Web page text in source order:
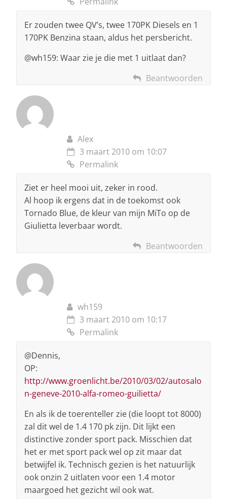
Er zouden twee QV’s, twee 170PK Diesels en 1
170PK Benzina staan, aldus het persbericht.
@wh159: Waar zie je die met 1 uitlaat dan?
Beantwoorden
Alex
3 maart 2010 om 10:07
Permalink
Ziet er heel mooi uit, zeker in rood.
Al hoop ik ergens dat in de toekomst ook
Tornado Blue, de kleur van mijn MiTo op de
Giulietta leverbaar wordt.
Beantwoorden
wh159
3 maart 2010 om 10:17
Permalink
@Dennis,
OP:
http://www.groenlicht.be/2010/03/02/autosalo
n-geneve-2010-alfa-romeo-guilietta/
En als ik de toerenteller zie (die loopt tot 8000)
zal dit wel de 1.4 170 pk zijn. Dit lijkt een
distinctive zonder sport pack. Misschien dat
het er met sport pack wel op zit maar dat
betwijfel ik. Technisch gezien is het natuurlijk
ook onzin 2 uitlaten voor een 1.4 motor
maargoed het gezicht wil ook wat.